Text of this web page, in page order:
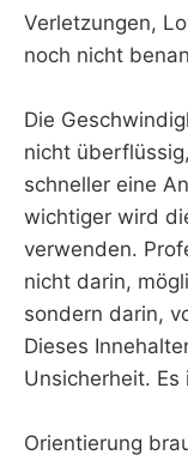
Verletzungen,
noch nicht
Die
nicht
schneller eine
wichtiger wird
verwenden.
nicht darin,
sondern darin,
Dieses
Unsicherheit.
Orientierung